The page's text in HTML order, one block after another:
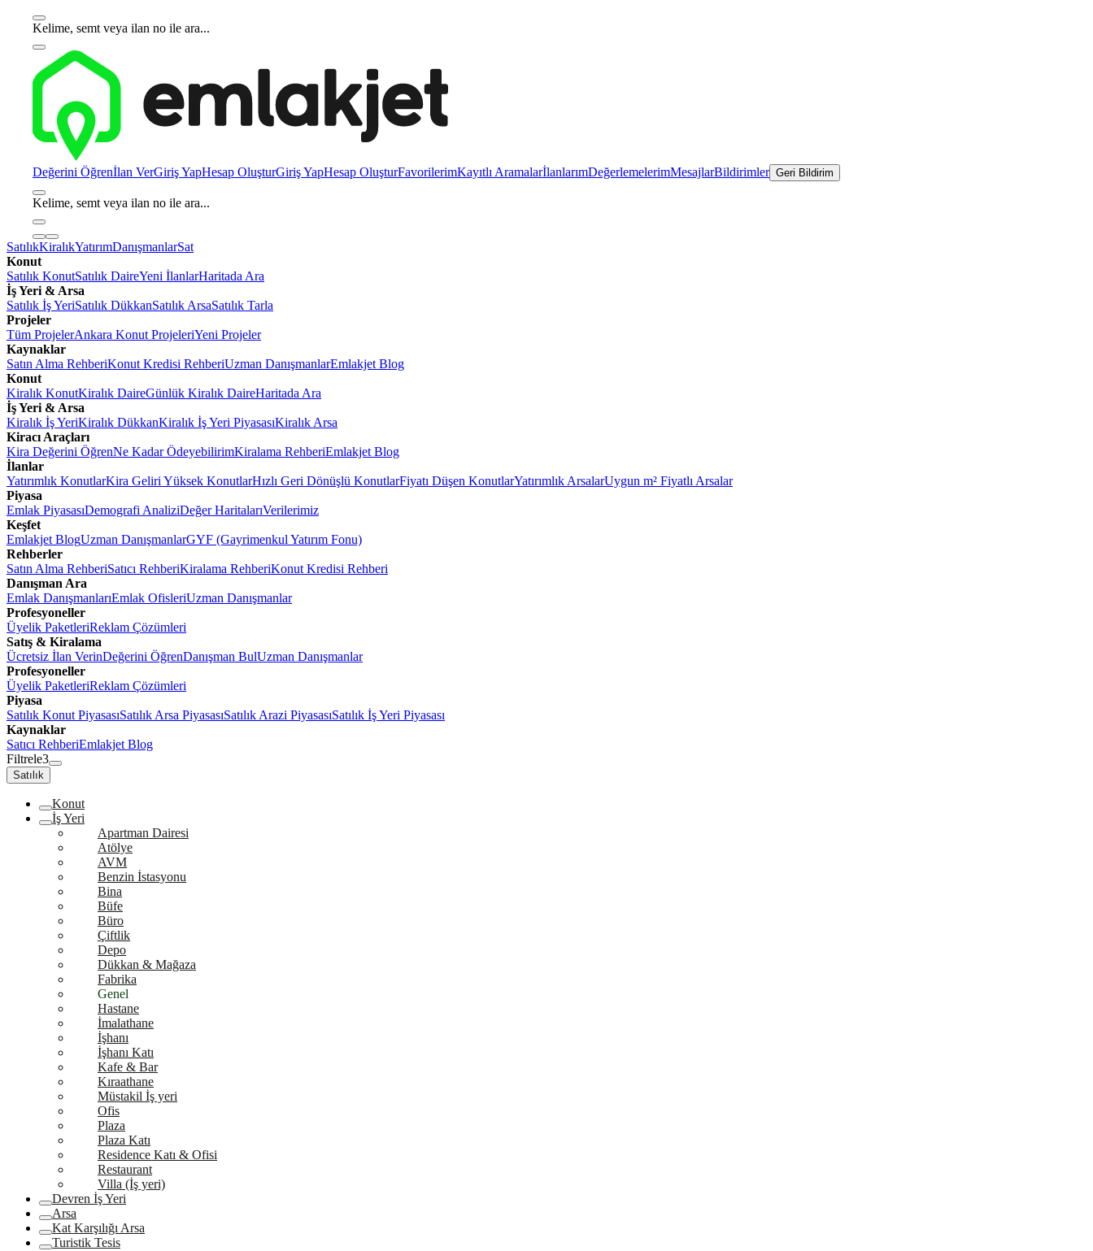
Kelime, semt veya ilan no ile ara...
Değerini Öğrenİlan VerGiriş YapHesap OluşturGiriş YapHesap OluşturFavorilerimKayıtlı AramalarİlanlarımDeğerlemelerimMesajlarBildirimler Geri Bildirim
Kelime, semt veya ilan no ile ara...
SatılıkKiralıkYatırımDanışmanlarSat
Konut
Satılık KonutSatılık DaireYeni İlanlarHaritada Ara
İş Yeri & Arsa
Satılık İş YeriSatılık DükkanSatılık ArsaSatılık Tarla
Projeler
Tüm ProjelerAnkara Konut ProjeleriYeni Projeler
Kaynaklar
Satın Alma RehberiKonut Kredisi RehberiUzman DanışmanlarEmlakjet Blog
Konut
Kiralık KonutKiralık DaireGünlük Kiralık DaireHaritada Ara
İş Yeri & Arsa
Kiralık İş YeriKiralık DükkanKiralık İş Yeri PiyasasıKiralık Arsa
Kiracı Araçları
Kira Değerini ÖğrenNe Kadar ÖdeyebilirimKiralama RehberiEmlakjet Blog
İlanlar
Yatırımlık KonutlarKira Geliri Yüksek KonutlarHızlı Geri Dönüşlü KonutlarFiyatı Düşen KonutlarYatırımlık ArsalarUygun m² Fiyatlı Arsalar
Piyasa
Emlak PiyasasıDemografi AnaliziDeğer HaritalarıVerilerimiz
Keşfet
Emlakjet BlogUzman DanışmanlarGYF (Gayrimenkul Yatırım Fonu)
Rehberler
Satın Alma RehberiSatıcı RehberiKiralama RehberiKonut Kredisi Rehberi
Danışman Ara
Emlak DanışmanlarıEmlak OfisleriUzman Danışmanlar
Profesyoneller
Üyelik PaketleriReklam Çözümleri
Satış & Kiralama
Ücretsiz İlan VerinDeğerini ÖğrenDanışman BulUzman Danışmanlar
Profesyoneller
Üyelik PaketleriReklam Çözümleri
Piyasa
Satılık Konut PiyasasıSatılık Arsa PiyasasıSatılık Arazi PiyasasıSatılık İş Yeri Piyasası
Kaynaklar
Satıcı RehberiEmlakjet Blog
Filtrele3
Satılık
Konut
İş Yeri
Apartman Dairesi
Atölye
AVM
Benzin İstasyonu
Bina
Büfe
Büro
Çiftlik
Depo
Dükkan & Mağaza
Fabrika
Genel
Hastane
İmalathane
İşhanı
İşhanı Katı
Kafe & Bar
Kıraathane
Müstakil İş yeri
Ofis
Plaza
Plaza Katı
Residence Katı & Ofisi
Restaurant
Villa (İş yeri)
Devren İş Yeri
Arsa
Kat Karşılığı Arsa
Turistik Tesis